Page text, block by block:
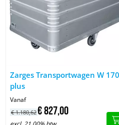
Afbeelding Zarges
Zarges Transportwagen W 170
plus
Vanaf
€1.180,62€827,00